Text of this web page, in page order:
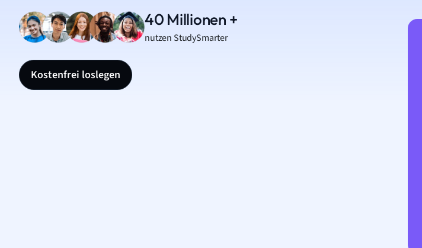
40 Millionen +
nutzen StudySmarter
Kostenfrei loslegen